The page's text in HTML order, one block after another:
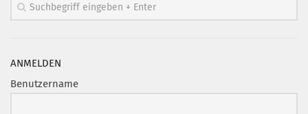
CLUB-KOMMUNIKATION
Clubmagazin
MCM Club TV
ANMELDEN
Benutzername